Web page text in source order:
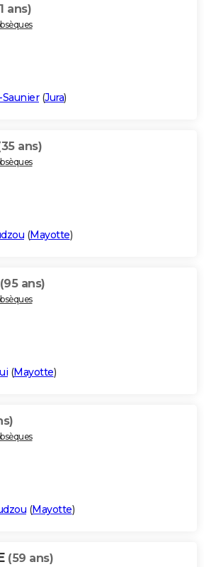
ans)
(Jura)
ans)
(Mayotte)
(95 ans)
(Mayotte)
(Mayotte)
(59 ans)